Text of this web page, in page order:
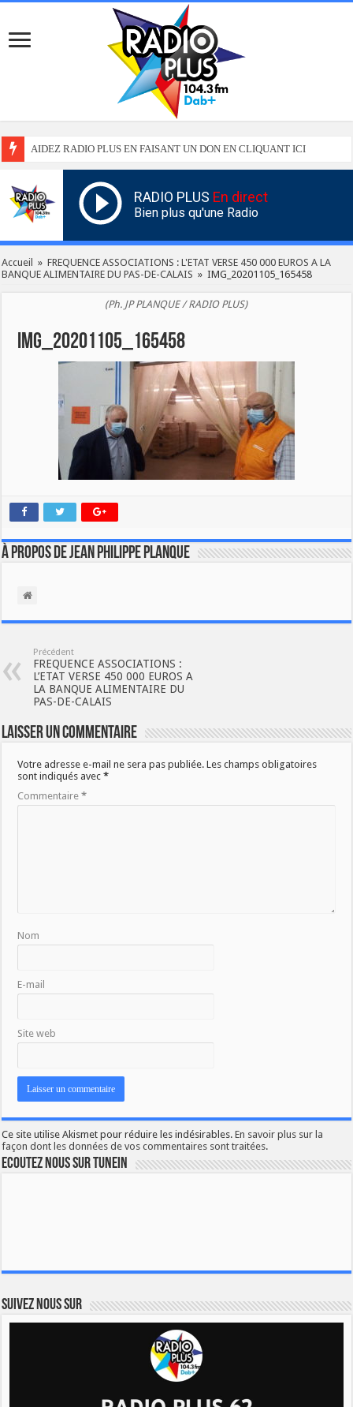
AIDEZ RADIO PLUS EN FAISANT UN DON EN CLIQUANT ICI
RADIO PLUS En direct
Bien plus qu'une Radio
Accueil » FREQUENCE ASSOCIATIONS : L'ETAT VERSE 450 000 EUROS A LA
BANQUE ALIMENTAIRE DU PAS-DE-CALAIS » IMG_20201105_165458
(Ph. JP PLANQUE / RADIO PLUS)
IMG_20201105_165458
À propos de Jean Philippe Planque
Précédent
FREQUENCE ASSOCIATIONS :
L’ETAT VERSE 450 000 EUROS A
LA BANQUE ALIMENTAIRE DU
PAS-DE-CALAIS
Laisser un commentaire
Votre adresse e-mail ne sera pas publiée. Les champs obligatoires
sont indiqués avec*
Commentaire*
Nom
E-mail
Site web
Ce site utilise Akismet pour réduire les indésirables.En savoir plus sur la
façon dont les données de vos commentaires sont traitées.
Ecoutez nous sur TuneIn
Suivez nous sur